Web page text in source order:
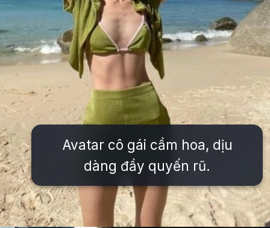
Avatar cô gái cầm hoa, dịu
dàng đầy quyến rũ.